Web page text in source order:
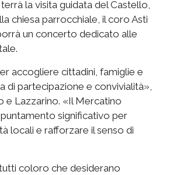
terrà la visita guidata del Castello,
chiesa parrocchiale, il coro Asti
un concerto dedicato alle
accogliere cittadini, famiglie e
di partecipazione e convivialità»,
e Lazzarino. «Il Mercatino
significativo per
locali e rafforzare il senso di
coloro che desiderano